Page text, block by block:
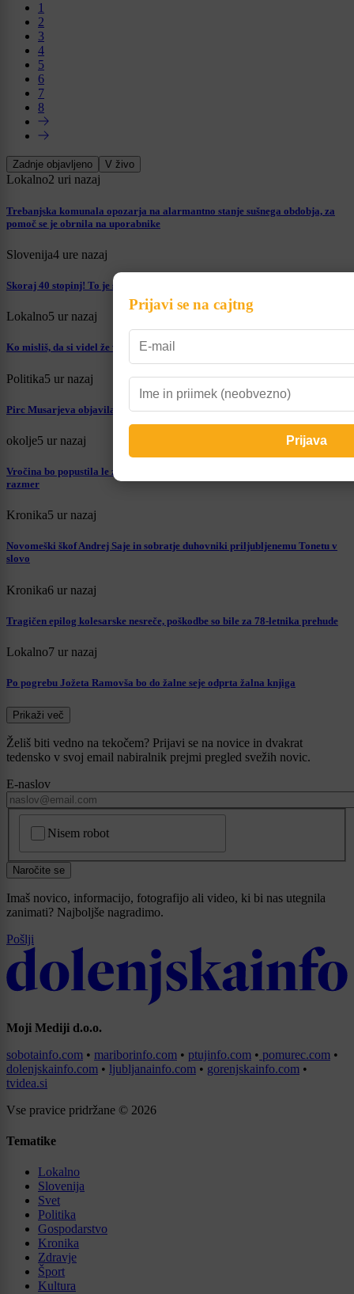
1
2
3
4
5
6
7
8
Zadnje objavljeno V živo
Lokalno2 uri nazaj
Trebanjska komunala opozarja na alarmantno stanje sušnega obdobja, za
pomoč se je obrnila na uporabnike
Slovenija4 ure nazaj
Skoraj 40 stopinj! To je seznam temperaturnih rekordov po Sloveniji
Lokalno5 ur nazaj
Ko misliš, da si videl že vse ... Na Dolenjskem izginila kar pokošena trava
Politika5 ur nazaj
Pirc Musarjeva objavila odpustno pismo in odgovorila na govorice
okolje5 ur nazaj
Vročina bo popustila le za kratek čas, Slovenijo čaka še vsaj deset dni sušnih
razmer
Kronika5 ur nazaj
Novomeški škof Andrej Saje in sobratje duhovniki priljubljenemu Tonetu v
slovo
Kronika6 ur nazaj
Tragičen epilog kolesarske nesreče, poškodbe so bile za 78-letnika prehude
Lokalno7 ur nazaj
Po pogrebu Jožeta Ramovša bo do žalne seje odprta žalna knjiga
Prikaži več
Želiš biti vedno na tekočem? Prijavi se na novice in dvakrat
tedensko v svoj email nabiralnik prejmi pregled svežih novic.
E-naslov
Nisem robot
Naročite se
Imaš novico, informacijo, fotografijo ali video, ki bi nas utegnila
zanimati? Najboljše nagradimo.
Pošlji
Moji Mediji d.o.o.
sobotainfo.com • mariborinfo.com • ptujinfo.com • pomurec.com •
dolenjskainfo.com • ljubljanainfo.com • gorenjskainfo.com •
tvidea.si
Vse pravice pridržane © 2026
Tematike
Lokalno
Slovenija
Svet
Politika
Gospodarstvo
Kronika
Zdravje
Šport
Kultura
Prijavi se na cajtng